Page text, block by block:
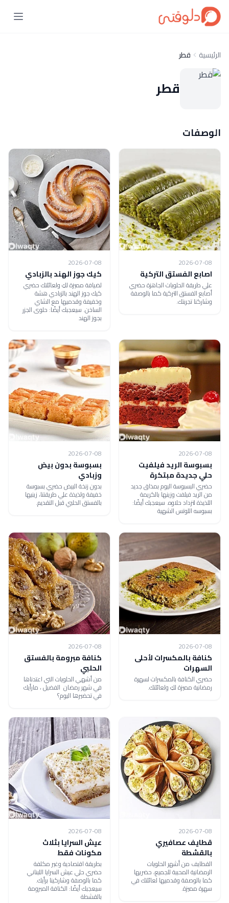
الرئيسية قطر
قطر
الوصفات
2026-07-08
اصابع الفستق التركية
علي طريقة الحلويات الجاهزة حضري
أصابع الفستق التركية كما بالوصفة
وشاركنا تجربتك.
2026-07-08
كيك جوز الهند بالزبادي
لضيافة مميزة لكِ ولعائلتك حضري
كيك جوز الهند بالزبادي هشة
وخفيفة وقدميها مع الشاي
الساخن. سيعجبك أيضًا: حلوى الجزر
بجوز الهند
2026-07-08
بسبوسة الريد فيلفيت
حلي جديدة مبتكرة
حضري البسبوسة اليوم بمذاق جديد
من الريد فيلفت وزينها بالكريمة
اللذيذة لتزداد حلاوه. سيعجبك أيضًا:
بسبوسه اللوتس الشهية
2026-07-08
بسبوسة بدون بيض
وزبادي
بدون زنخة البيض حضري بسبوسة
خفيفة ولذيذة علي طريقتنا، زينيها
بالفستق الحلبي قبل التقديم.
2026-07-08
كنافة بالمكسرات لأحلى
السهرات
حضري الكنافة بالمكسرات لسهرة
رمضانية مميزة لكِ ولعائلتك.
2026-07-08
كنافة مبرومة بالفستق
الحلبي
من أشهي الحلويات التي اعتدناها
في شهر رمضان الفضيل ، مارأيك
في تحضيرها اليوم؟
2026-07-08
قطايف عصافيري
بالقشطة
القطايف من أشهر الحلويات
الرمضانية المحببة للجميع، حضريها
كما بالوصفة وقدميها لعائلتك في
سهرة مميزة.
2026-07-08
عيش السرايا بثلاث
مكونات فقط
بطريقة اقتصادية وغير مكلفة
حضري حلي عيش السرايا اللبناني
كما بالوصفة وشاركينا برأيك.
سيعجبك أيضًا: الكنافة المبرومة
بالقشطة